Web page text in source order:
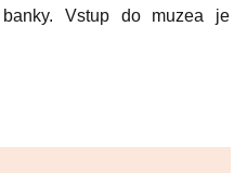
Vstup do muzea je